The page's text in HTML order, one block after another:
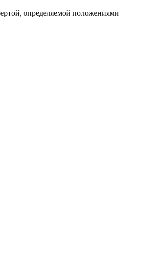
определяемой положениями